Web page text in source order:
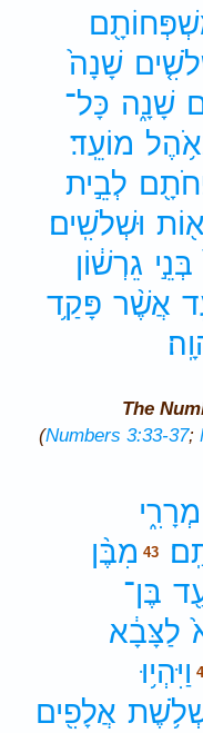
שָׁנָה֙
שָׁנָ֑ה כָּל־
מוֹעֵֽד׃
לְבֵ֣ית
וּשְׁלֹשִֽׁים׃
בְּנֵ֣י גֵרְשׁ֔וֹן
אֲשֶׁ֨ר פָּקַ֥ד
The
(Numbers 3:33-37;
מְרָרִ֑י
43 מִבֶּ֨ן
בֶּן־
לַצָּבָ֔א
וַיִּהְי֥וּ
אֲלָפִ֖ים